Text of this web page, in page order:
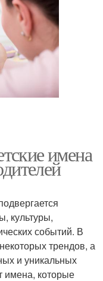
имена
культуры,
событий. В
трендов, а
и уникальных
имена, которые